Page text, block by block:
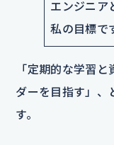
エンジニア
私の目標で
「定期的な学習
ダーを目指す」、
す。